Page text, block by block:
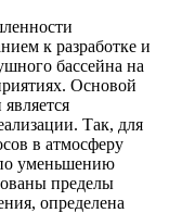
к разработке и
бассейна на
Основой
Так, для
в атмосферу
уменьшению
пределы
определена